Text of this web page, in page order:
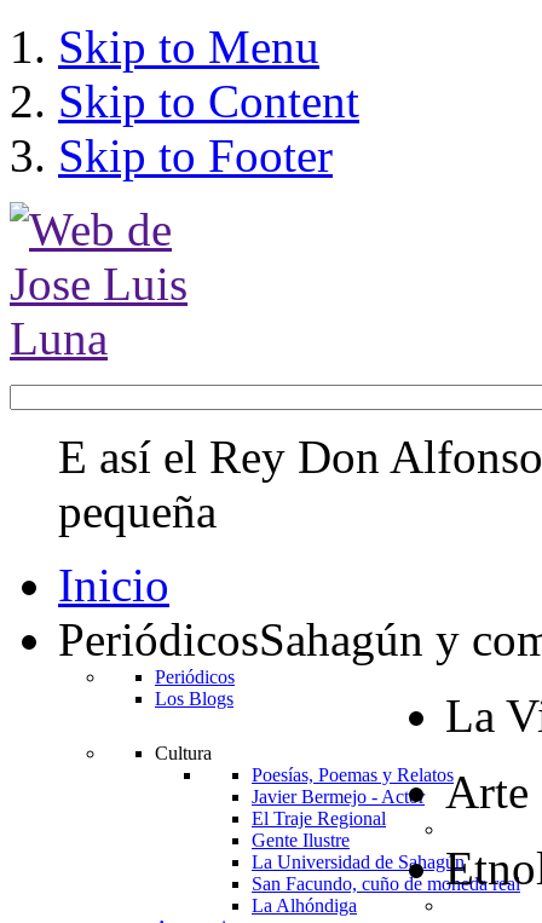
Skip to Menu
Skip to Content
Skip to Footer
E así el Rey Don
pequeña
Inicio
PeriódicosSahagún y
Periódicos
Los Blogs
La
Cultura
Poesías, Poemas y Relatos
Javier Bermejo - Actor
El Traje Regional
Gente Ilustre
La Universidad de Sahagún
San Facundo, cuño de moneda real
La Alhóndiga
Arte